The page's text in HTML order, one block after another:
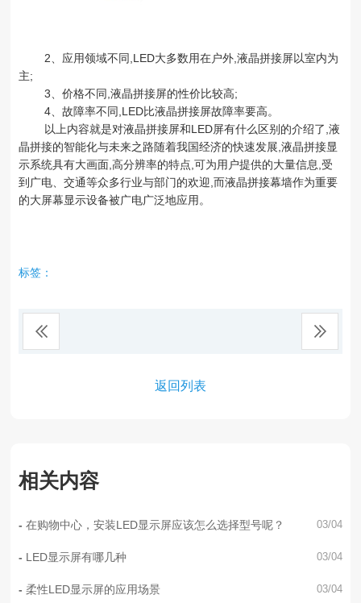
2、应用领域不同,LED大多数用在户外,液晶拼接屏以室内为
主;
3、价格不同,液晶拼接屏的性价比较高;
4、故障率不同,LED比液晶拼接屏故障率要高。
以上内容就是对液晶拼接屏和LED屏有什么区别的介绍了,液
晶拼接的智能化与未来之路随着我国经济的快速发展,液晶拼接显
示系统具有大画面,高分辨率的特点,可为用户提供的大量信息,受
到广电、交通等众多行业与部门的欢迎,而液晶拼接幕墙作为重要
的大屏幕显示设备被广电广泛地应用。
标签：
返回列表
相关内容
在购物中心，安装LED显示屏应该怎么选择型号呢？ 03/04
LED显示屏有哪几种 03/04
柔性LED显示屏的应用场景 03/04